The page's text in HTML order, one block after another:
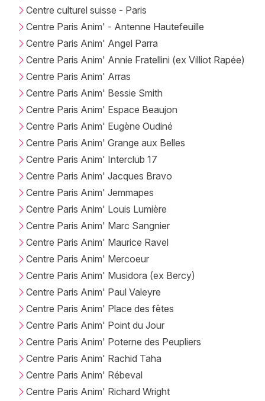
Centre culturel suisse - Paris
Centre Paris Anim' - Antenne Hautefeuille
Centre Paris Anim' Angel Parra
Centre Paris Anim' Annie Fratellini (ex Villiot Rapée)
Centre Paris Anim' Arras
Centre Paris Anim' Bessie Smith
Centre Paris Anim' Espace Beaujon
Centre Paris Anim' Eugène Oudiné
Centre Paris Anim' Grange aux Belles
Centre Paris Anim' Interclub 17
Centre Paris Anim' Jacques Bravo
Centre Paris Anim' Jemmapes
Centre Paris Anim' Louis Lumière
Centre Paris Anim' Marc Sangnier
Centre Paris Anim' Maurice Ravel
Centre Paris Anim' Mercoeur
Centre Paris Anim' Musidora (ex Bercy)
Centre Paris Anim' Paul Valeyre
Centre Paris Anim' Place des fêtes
Centre Paris Anim' Point du Jour
Centre Paris Anim' Poterne des Peupliers
Centre Paris Anim' Rachid Taha
Centre Paris Anim' Rébeval
Centre Paris Anim' Richard Wright